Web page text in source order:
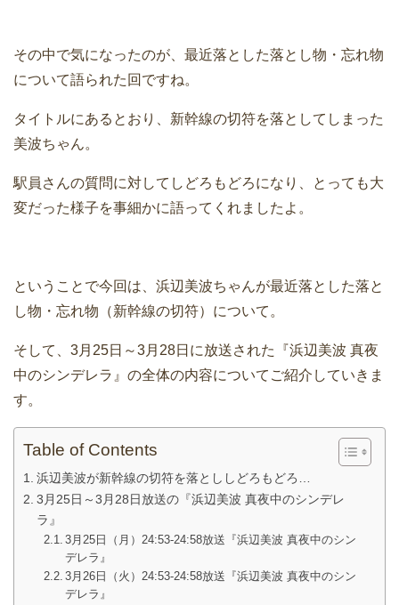
その中で気になったのが、最近落とした落とし物・忘れ物
について語られた回ですね。
タイトルにあるとおり、新幹線の切符を落としてしまった
美波ちゃん。
駅員さんの質問に対してしどろもどろになり、とっても大
変だった様子を事細かに語ってくれましたよ。
ということで今回は、浜辺美波ちゃんが最近落とした落と
し物・忘れ物（新幹線の切符）について。
そして、3月25日～3月28日に放送された『浜辺美波 真夜
中のシンデレラ』の全体の内容についてご紹介していきま
す。
Table of Contents
浜辺美波が新幹線の切符を落とししどろもどろ…
3月25日～3月28日放送の『浜辺美波 真夜中のシンデレ
ラ』
3月25日（月）24:53-24:58放送『浜辺美波 真夜中のシン
デレラ』
3月26日（火）24:53-24:58放送『浜辺美波 真夜中のシン
デレラ』